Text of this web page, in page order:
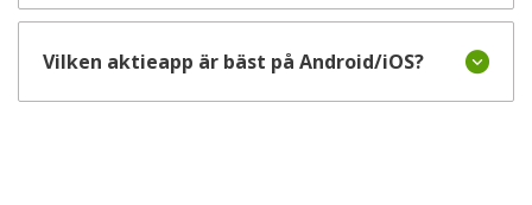
Vilken aktieapp är bäst på Android/iOS?